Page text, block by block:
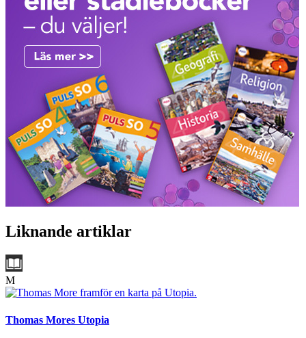
Liknande artiklar
M
Thomas Mores Utopia